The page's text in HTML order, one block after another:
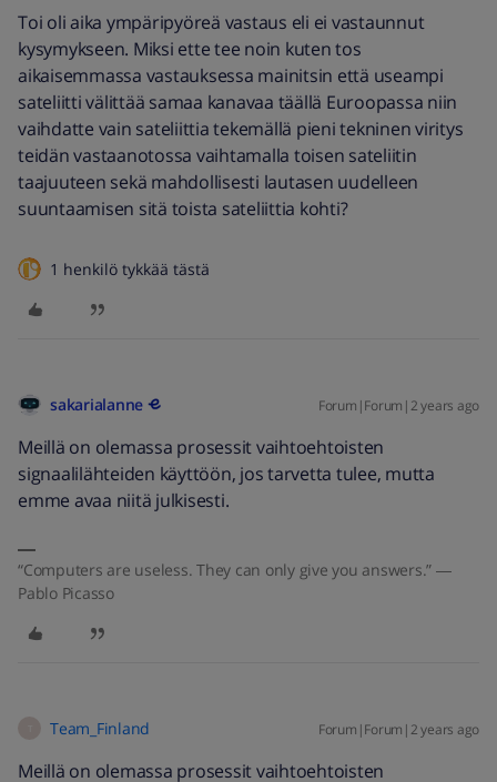
Toi oli aika ympäripyöreä vastaus eli ei vastaunnut
kysymykseen. Miksi ette tee noin kuten tos
aikaisemmassa vastauksessa mainitsin että useampi
sateliitti välittää samaa kanavaa täällä Euroopassa niin
vaihdatte vain sateliittia tekemällä pieni tekninen viritys
teidän vastaanotossa vaihtamalla toisen sateliitin
taajuuteen sekä mahdollisesti lautasen uudelleen
suuntaamisen sitä toista sateliittia kohti?
1 henkilö tykkää tästä
sakarialanne Forum|Forum|2 years ago
Meillä on olemassa prosessit vaihtoehtoisten
signaalilähteiden käyttöön, jos tarvetta tulee, mutta
emme avaa niitä julkisesti.
“Computers are useless. They can only give you answers.” ―
Pablo Picasso
Team_Finland Forum|Forum|2 years ago
Meillä on olemassa prosessit vaihtoehtoisten